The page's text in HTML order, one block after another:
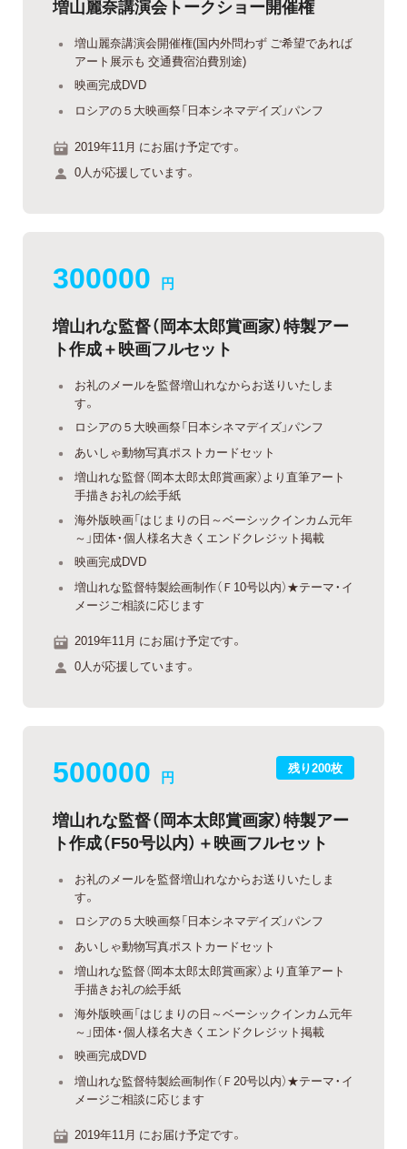
増山麗奈講演会トークショー開催権
増山麗奈講演会開催権(国内外問わず ご希望であれば
アート展示も 交通費宿泊費別途)
映画完成DVD
ロシアの５大映画祭「日本シネマデイズ」パンフ
2019年11月 にお届け予定です。
0人が応援しています。
300000 円
増山れな監督（岡本太郎賞画家）特製アー
ト作成＋映画フルセット
お礼のメールを監督増山れなからお送りいたしま
す。
ロシアの５大映画祭「日本シネマデイズ」パンフ
あいしゃ動物写真ポストカードセット
増山れな監督（岡本太郎太郎賞画家）より直筆アート
手描きお礼の絵手紙
海外版映画「はじまりの日～ベーシックインカム元年
～」団体・個人様名大きくエンドクレジット掲載
映画完成DVD
増山れな監督特製絵画制作（Ｆ10号以内）★テーマ・イ
メージご相談に応じます
2019年11月 にお届け予定です。
0人が応援しています。
残り200枚
500000 円
増山れな監督（岡本太郎賞画家）特製アー
ト作成（F50号以内）＋映画フルセット
お礼のメールを監督増山れなからお送りいたしま
す。
ロシアの５大映画祭「日本シネマデイズ」パンフ
あいしゃ動物写真ポストカードセット
増山れな監督（岡本太郎太郎賞画家）より直筆アート
手描きお礼の絵手紙
海外版映画「はじまりの日～ベーシックインカム元年
～」団体・個人様名大きくエンドクレジット掲載
映画完成DVD
増山れな監督特製絵画制作（Ｆ20号以内）★テーマ・イ
メージご相談に応じます
2019年11月 にお届け予定です。